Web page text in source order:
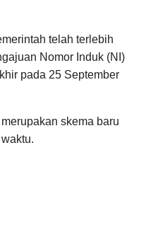
telah terlebih
Nomor Induk (NI)
pada 25 September
skema baru